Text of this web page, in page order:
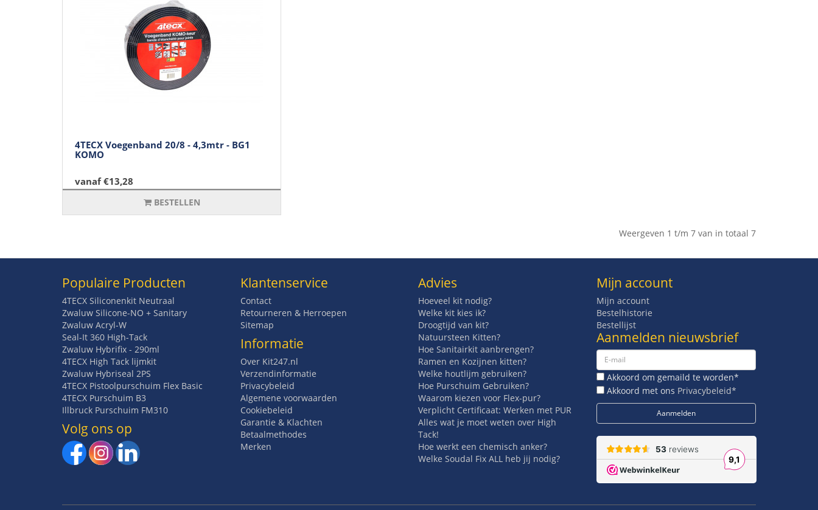
4TECX Voegenband 20/8 - 4,3mtr - BG1
KOMO
vanaf €13,28
BESTELLEN
Weergeven 1 t/m 7 van in totaal 7
Populaire Producten
4TECX Siliconenkit Neutraal
Zwaluw Silicone-NO + Sanitary
Zwaluw Acryl-W
Seal-It 360 High-Tack
Zwaluw Hybrifix - 290ml
4TECX High Tack lijmkit
Zwaluw Hybriseal 2PS
4TECX Pistoolpurschuim Flex Basic
4TECX Purschuim B3
Illbruck Purschuim FM310
Volg ons op
Klantenservice
Contact
Retourneren & Herroepen
Sitemap
Informatie
Over Kit247.nl
Verzendinformatie
Privacybeleid
Algemene voorwaarden
Cookiebeleid
Garantie & Klachten
Betaalmethodes
Merken
Advies
Hoeveel kit nodig?
Welke kit kies ik?
Droogtijd van kit?
Natuursteen Kitten?
Hoe Sanitairkit aanbrengen?
Ramen en Kozijnen kitten?
Welke houtlijm gebruiken?
Hoe Purschuim Gebruiken?
Waarom kiezen voor Flex-pur?
Verplicht Certificaat: Werken met PUR
Alles wat je moet weten over High
Tack!
Hoe werkt een chemisch anker?
Welke Soudal Fix ALL heb jij nodig?
Mijn account
Mijn account
Bestelhistorie
Bestellijst
Aanmelden nieuwsbrief
Akkoord om gemaild te worden*
Akkoord met ons Privacybeleid*